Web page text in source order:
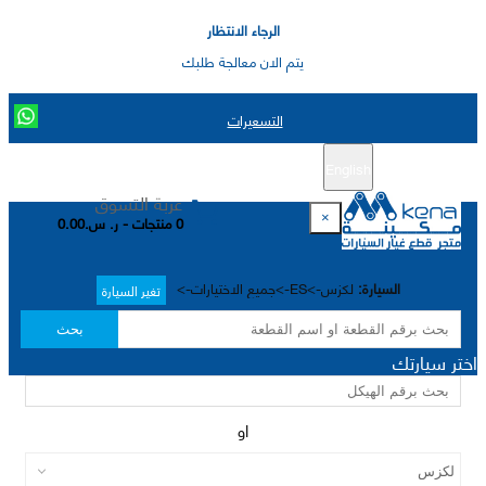
الرجاء الانتظار
يتم الان معالجة طلبك
التسعيرات
عربة التسوق
0 منتجات - ر. س.0.00
السيارة: لكزس->ES->جميع الاختيارات-> تغير السيارة
بحث
×
اختر سيارتك
او